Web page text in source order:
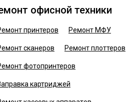
офисной техники
принтеров Ремонт МФУ
сканеров Ремонт плоттеров
фотопринтеров
картриджей